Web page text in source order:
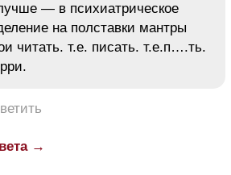
— в психиатрическое
на полставки мантры
читать. т.е. писать. т.е.п….ть.
→